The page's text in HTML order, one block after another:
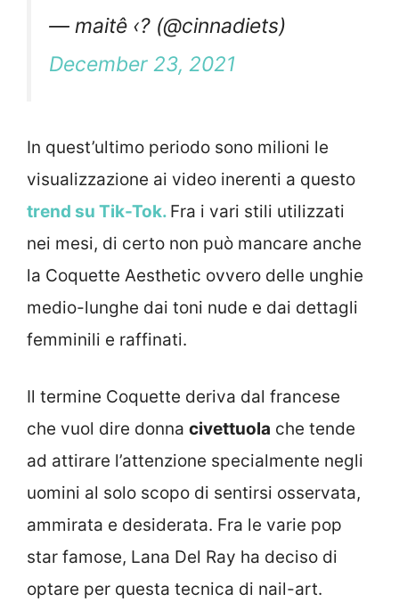
— maitê ‹? (@cinnadiets)
December 23, 2021
In quest’ultimo periodo sono milioni le
visualizzazione ai video inerenti a questo
trend su Tik-Tok. Fra i vari stili utilizzati
nei mesi, di certo non può mancare anche
la Coquette Aesthetic ovvero delle unghie
medio-lunghe dai toni nude e dai dettagli
femminili e raffinati.
Il termine Coquette deriva dal francese
che vuol dire donna civettuola che tende
ad attirare l’attenzione specialmente negli
uomini al solo scopo di sentirsi osservata,
ammirata e desiderata. Fra le varie pop
star famose, Lana Del Ray ha deciso di
optare per questa tecnica di nail-art.